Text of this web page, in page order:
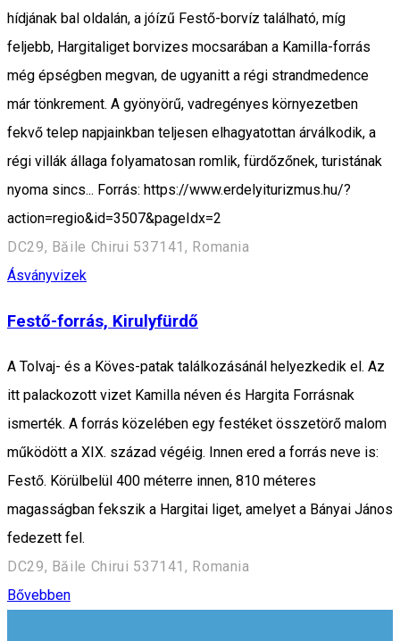
hídjának bal oldalán, a jóízű Festő-borvíz található, míg
feljebb, Hargitaliget borvizes mocsarában a Kamilla-forrás
még épségben megvan, de ugyanitt a régi strandmedence
már tönkrement. A gyönyörű, vadregényes környezetben
fekvő telep napjainkban teljesen elhagyatottan árválkodik, a
régi villák állaga folyamatosan romlik, fürdőzőnek, turistának
nyoma sincs... Forrás: https://www.erdelyiturizmus.hu/?
action=regio&id=3507&pageIdx=2
DC29, Băile Chirui 537141, Romania
Ásványvizek
Festő-forrás, Kirulyfürdő
A Tolvaj- és a Köves-patak találkozásánál helyezkedik el. Az
itt palackozott vizet Kamilla néven és Hargita Forrásnak
ismerték. A forrás közelében egy festéket összetörő malom
működött a XIX. század végéig. Innen ered a forrás neve is:
Festő. Körülbelül 400 méterre innen, 810 méteres
magasságban fekszik a Hargitai liget, amelyet a Bányai János
fedezett fel.
DC29, Băile Chirui 537141, Romania
Bővebben